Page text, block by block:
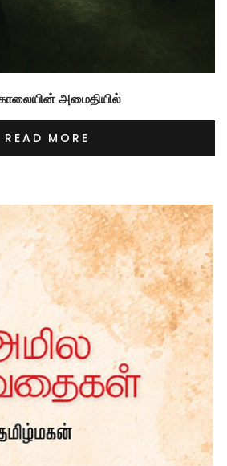
அமைதியில்
READ MORE